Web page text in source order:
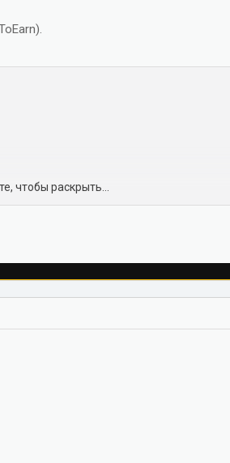
чтобы раскрыть...